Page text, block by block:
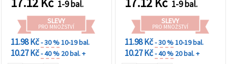
1-9 bal.
SLEVY
PRO MNOŽSTVÍ
11.98 Kč- 30 %10-19 bal.
10.27 Kč- 40 % 20 bal. +
1-9 bal.
SLEVY
PRO MNOŽSTVÍ
11.98 Kč- 30 %10-19 bal.
10.27 Kč- 40 % 20 bal. +